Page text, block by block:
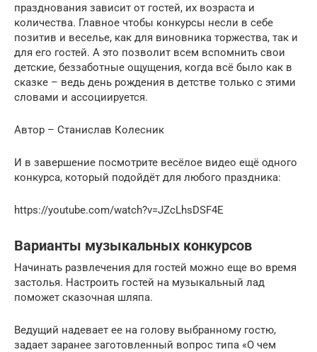
празднования зависит от гостей, их возраста и
количества. Главное чтобы конкурсы несли в себе
позитив и веселье, как для виновника торжества, так и
для его гостей. А это позволит всем вспомнить свои
детские, беззаботные ощущения, когда всё было как в
сказке – ведь день рождения в детстве только с этими
словами и ассоциируется.
Автор – Станислав Колесник
И в завершение посмотрите весёлое видео ещё одного
конкурса, который подойдёт для любого праздника:
https://youtube.com/watch?v=JZcLhsDSF4E
Варианты музыкальных конкурсов
Начинать развлечения для гостей можно еще во время
застолья. Настроить гостей на музыкальный лад
поможет сказочная шляпа.
Ведущий надевает ее на голову выбранному гостю,
задает заранее заготовленный вопрос типа «О чем